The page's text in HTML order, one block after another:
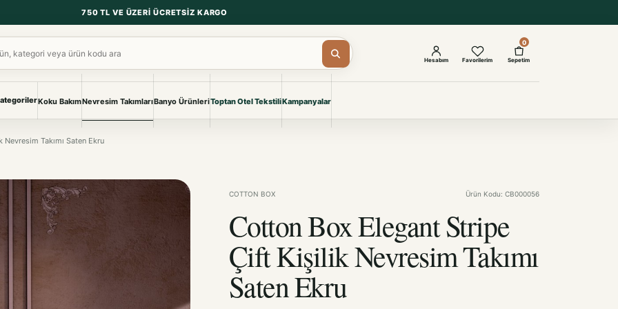
750 TL VE ÜZERI ÜCRETSIZ KARGO
NEVRESIM & PIKE
Çarşaf & Çarşaf Takımı
BEBEK
Bebek Ürünleri
Pijama & Ev Giyimi KURUMSAL ÇÖZÜMLER
Projelere özel, dayanıklı tekstil
seçkileri.
Koku BakımNevresim TakımlarıBanyo ÜrünleriToptan Otel TekstiliKampanyalar
Hesabım Favorilerim
0
Sepetim
Takımı Saten Ekru
COTTON BOX Ürün Kodu: CB000056
Cotton Box Elegant Stripe
Çift Kişilik Nevresim Takımı
Saten Ekru